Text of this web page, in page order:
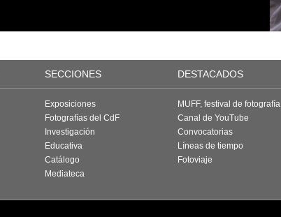
SECCIONES DESTACADOS
Exposiciones
Fotografías del CdF
Investigación
Educativa
Catálogo
Mediateca
MUFF, festival de fotografía
Canal de YouTube
Convocatorias
Líneas de tiempo
Fotoviaje